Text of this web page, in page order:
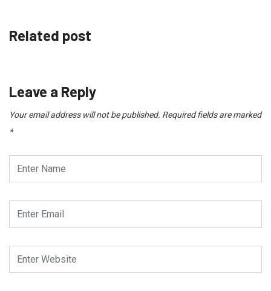
Related post
Leave a Reply
Your email address will not be published. Required fields are marked
*